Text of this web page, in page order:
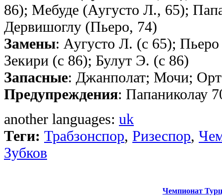
86); Мебуде (Аугусто Л., 65);
Дервишоглу (Пьеро, 74)
Замены: Аугусто Л. (с 65);
Зекири (с 86); Булут Э. (с 86)
Запасные: Джанполат; Мочи;
Предупреждения: Папаниколау
another languages: uk
Теги: Трабзонспор, Ризеспор,
Зубков
Чемпионат